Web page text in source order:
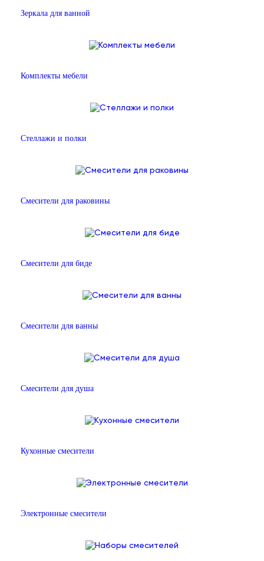
Зеркала для ванной
Комплекты мебели
Стеллажи и полки
Смесители для раковины
Смесители для биде
Смесители для ванны
Смесители для душа
Кухонные смесители
Электронные смесители